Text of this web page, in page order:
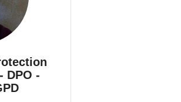
DPO -